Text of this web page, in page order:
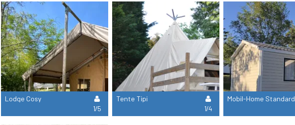
Lodge Cosy
1/5
Tente Tipi
1/4
Mobil-Home Standard